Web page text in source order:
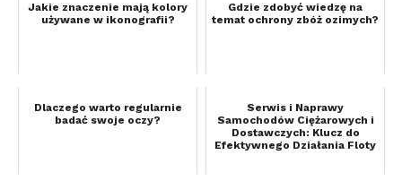
Jakie znaczenie mają kolory
używane w ikonografii?
Gdzie zdobyć wiedzę na
temat ochrony zbóż ozimych?
Dlaczego warto regularnie
badać swoje oczy?
Serwis i Naprawy
Samochodów Ciężarowych i
Dostawczych: Klucz do
Efektywnego Działania Floty